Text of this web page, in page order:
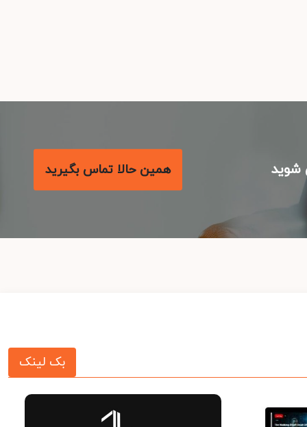
همین حالا تماس بگیرید
بک لینک